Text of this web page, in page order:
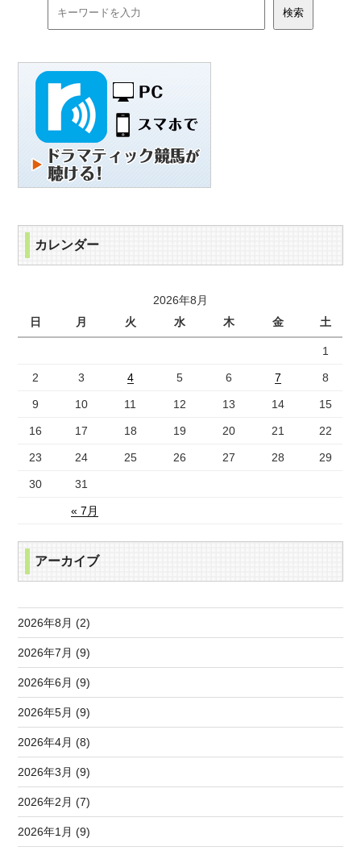
カレンダー
2026年8月
日
月 火 水 木 金 土
« 7月
1
2 3 4 5 6 7 8
9 10 11 12 13 14 15
16 17 18 19 20 21 22
23 24 25 26 27 28 29
30 31
アーカイブ
2026年8月 (2)
2026年7月 (9)
2026年6月 (9)
2026年5月 (9)
2026年4月 (8)
2026年3月 (9)
2026年2月 (7)
2026年1月 (9)